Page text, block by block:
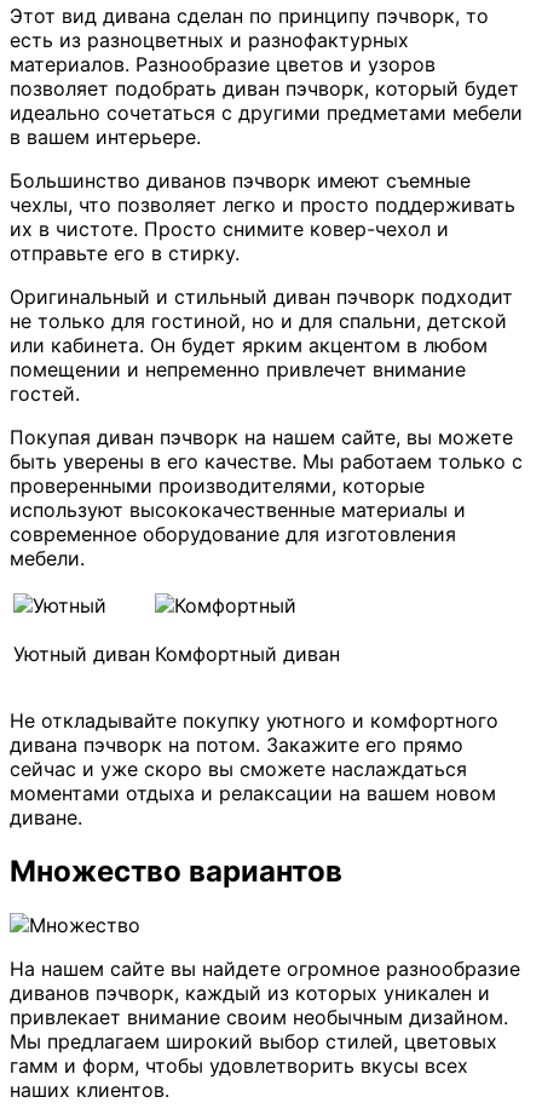
Этот вид дивана сделан по принципу пэчворк, то
есть из разноцветных и разнофактурных
материалов. Разнообразие цветов и узоров
позволяет подобрать диван пэчворк, который будет
идеально сочетаться с другими предметами мебели
в вашем интерьере.
Большинство диванов пэчворк имеют съемные
чехлы, что позволяет легко и просто поддерживать
их в чистоте. Просто снимите ковер-чехол и
отправьте его в стирку.
Оригинальный и стильный диван пэчворк подходит
не только для гостиной, но и для спальни, детской
или кабинета. Он будет ярким акцентом в любом
помещении и непременно привлечет внимание
гостей.
Покупая диван пэчворк на нашем сайте, вы можете
быть уверены в его качестве. Мы работаем только с
проверенными производителями, которые
используют высококачественные материалы и
современное оборудование для изготовления
мебели.
Уютный диван Комфортный диван
Не откладывайте покупку уютного и комфортного
дивана пэчворк на потом. Закажите его прямо
сейчас и уже скоро вы сможете наслаждаться
моментами отдыха и релаксации на вашем новом
диване.
Множество вариантов
На нашем сайте вы найдете огромное разнообразие
диванов пэчворк, каждый из которых уникален и
привлекает внимание своим необычным дизайном.
Мы предлагаем широкий выбор стилей, цветовых
гамм и форм, чтобы удовлетворить вкусы всех
наших клиентов.